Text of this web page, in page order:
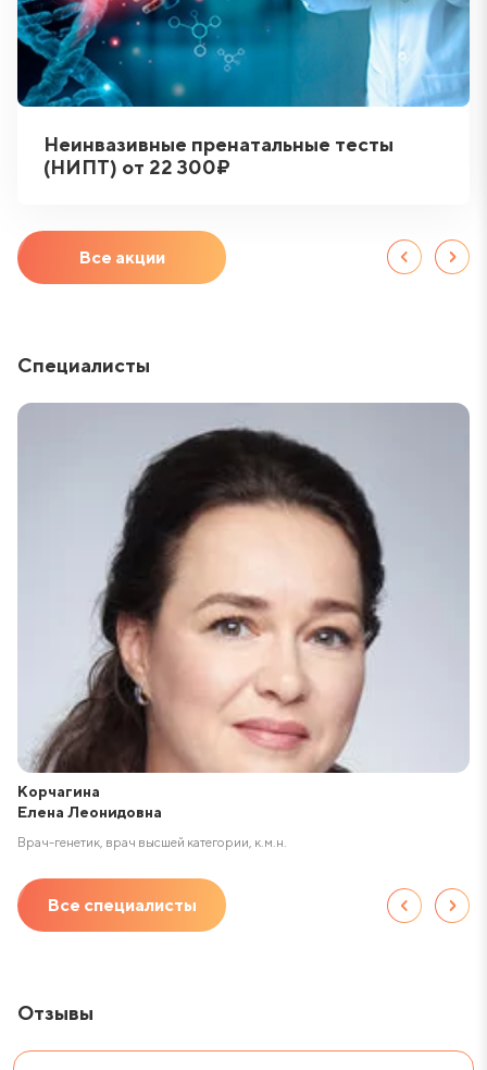
Неинвазивные пренатальные тесты
(НИПТ) от 22 300₽
Все акции
Специалисты
Корчагина
Елена Леонидовна
Врач-генетик, врач высшей категории, к.м.н.
Все специалисты
Отзывы